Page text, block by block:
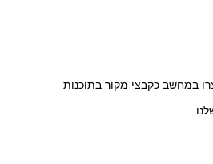
במחשב כקבצי מקור בתוכנות